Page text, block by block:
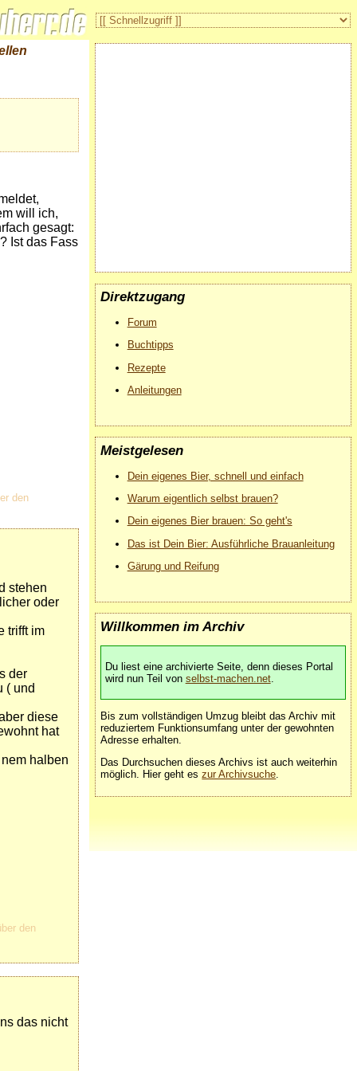
will ich,
gesagt:
Ist das Fass
den
stehen
oder
trifft im
der
( und
diese
hat
halben
den
das nicht
Direktzugang
Forum
Buchtipps
Rezepte
Anleitungen
Meistgelesen
Dein eigenes Bier, schnell und einfach
Warum eigentlich selbst brauen?
Dein eigenes Bier brauen: So geht's
Das ist Dein Bier: Ausführliche Brauanleitung
Gärung und Reifung
Willkommen im Archiv
Du liest eine archivierte Seite, denn dieses Portal
wird nun Teil von selbst-machen.net.
Bis zum vollständigen Umzug bleibt das Archiv mit
reduziertem Funktionsumfang unter der gewohnten
Adresse erhalten.
Das Durchsuchen dieses Archivs ist auch weiterhin
möglich. Hier geht eszur Archivsuche.